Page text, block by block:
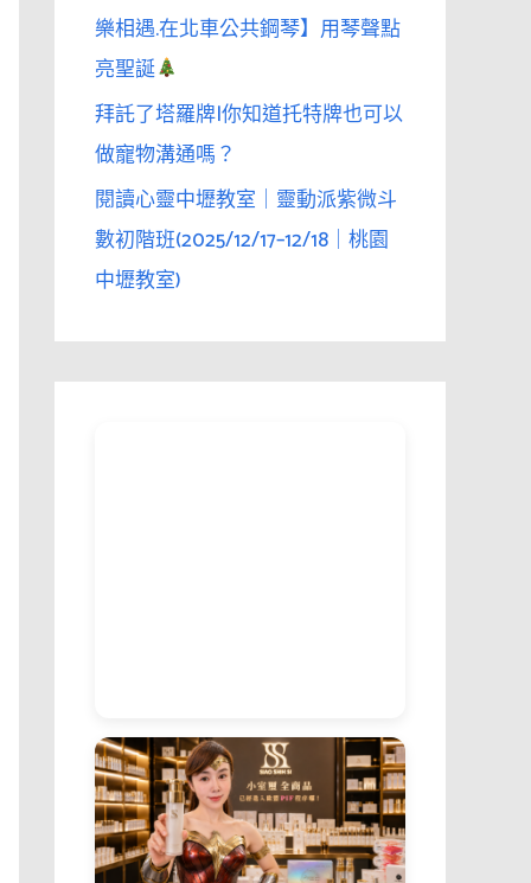
樂相遇.在北車公共鋼琴】用琴聲點
亮聖誕
拜託了塔羅牌|你知道托特牌也可以
做寵物溝通嗎？
閱讀心靈中壢教室｜靈動派紫微斗
數初階班(2025/12/17–12/18｜桃園
中壢教室)